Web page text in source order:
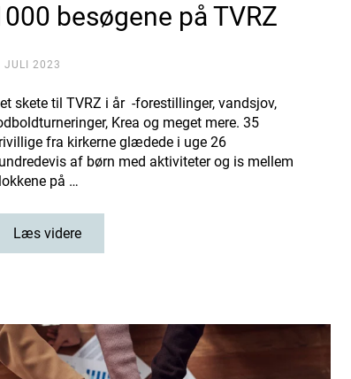
besøgene på TVRZ
JULI 2023
skete til TVRZ i år -forestillinger, vandsjov,
Krea og meget mere. 35
fra kirkerne glædede i uge 26
af børn med aktiviteter og is mellem
på …
Læs videre